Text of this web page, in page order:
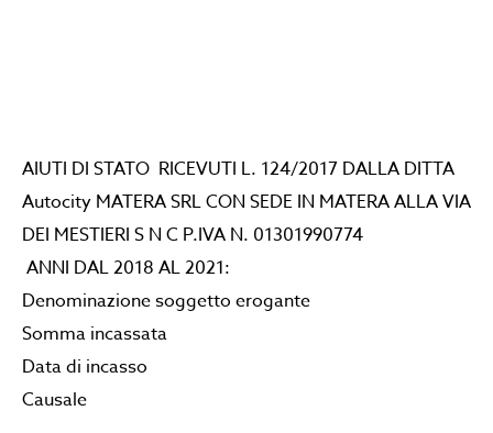
AIUTI DI STATO RICEVUTI L. 124/2017 DALLA DITTA
Autocity MATERA SRL CON SEDE IN MATERA ALLA VIA
DEI MESTIERI S N C P.IVA N. 01301990774
ANNI DAL 2018 AL 2021:
Denominazione soggetto erogante
Somma incassata
Data di incasso
Causale